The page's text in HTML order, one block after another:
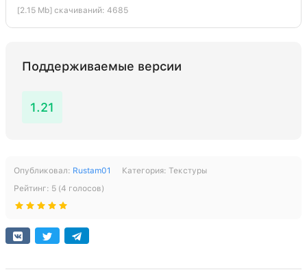
[2.15 Mb] скачиваний: 4685
Поддерживаемые версии
1.21
Опубликовал: Rustam01 Категория: Текстуры
Рейтинг: 5 (4 голосов)